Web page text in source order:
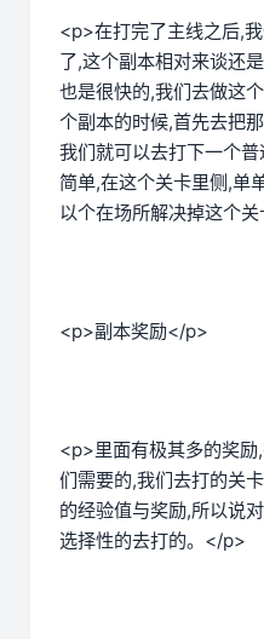
<p>在打完了主线之后,
了,这个副本相对来谈还
也是很快的,我们去做这
个副本的时候,首先去把
我们就可以去打下一个
简单,在这个关卡里侧,单
以个在场所解决掉这个
<p>副本奖励</p>
<p>里面有极其多的奖
们需要的,我们去打的关
的经验值与奖励,所以说
选择性的去打的。</p>